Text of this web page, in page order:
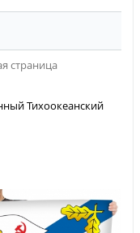
страница
Тихоокеанский